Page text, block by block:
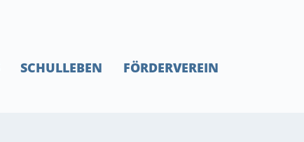
SCHULLEBEN FÖRDERVEREIN